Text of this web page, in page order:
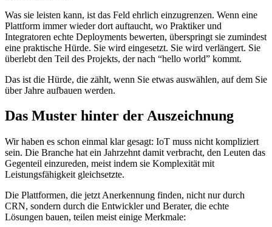
Was sie leisten kann, ist das Feld ehrlich einzugrenzen. Wenn eine
Plattform immer wieder dort auftaucht, wo Praktiker und
Integratoren echte Deployments bewerten, überspringt sie zumindest
eine praktische Hürde. Sie wird eingesetzt. Sie wird verlängert. Sie
überlebt den Teil des Projekts, der nach “hello world” kommt.
Das ist die Hürde, die zählt, wenn Sie etwas auswählen, auf dem Sie
über Jahre aufbauen werden.
Das Muster hinter der Auszeichnung
Wir haben es schon einmal klar gesagt: IoT muss nicht kompliziert
sein. Die Branche hat ein Jahrzehnt damit verbracht, den Leuten das
Gegenteil einzureden, meist indem sie Komplexität mit
Leistungsfähigkeit gleichsetzte.
Die Plattformen, die jetzt Anerkennung finden, nicht nur durch
CRN, sondern durch die Entwickler und Berater, die echte
Lösungen bauen, teilen meist einige Merkmale: